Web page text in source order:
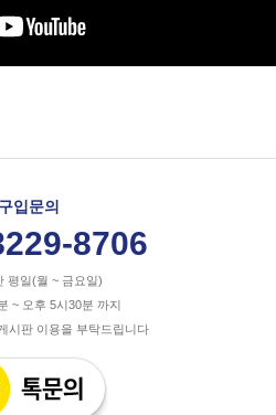
구입문의
8706
평일(월 ~ 금요일)
~ 오후 5시30분 까지
시판 이용을 부탁드립니다